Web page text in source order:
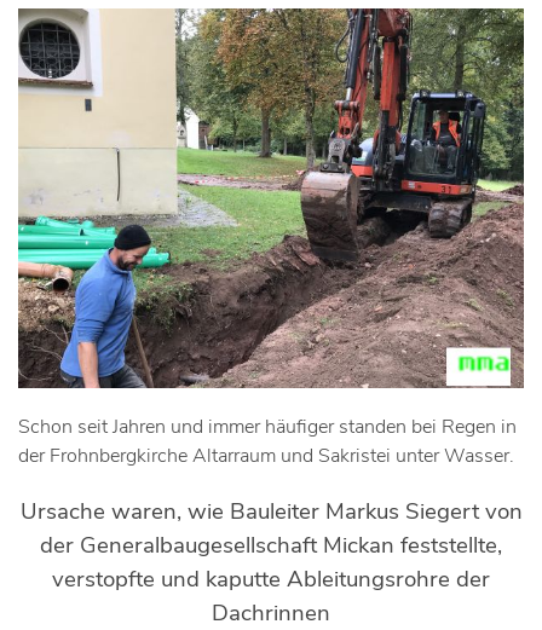
Schon seit Jahren und immer häufiger standen bei Regen in
der Frohnbergkirche Altarraum und Sakristei unter Wasser.
Ursache waren, wie Bauleiter Markus Siegert von
der Generalbaugesellschaft Mickan feststellte,
verstopfte und kaputte Ableitungsrohre der
Dachrinnen